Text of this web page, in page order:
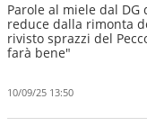
Parole al miele dal DG
reduce dalla rimonta
rivisto sprazzi del
farà bene"
10/09/25 13:50